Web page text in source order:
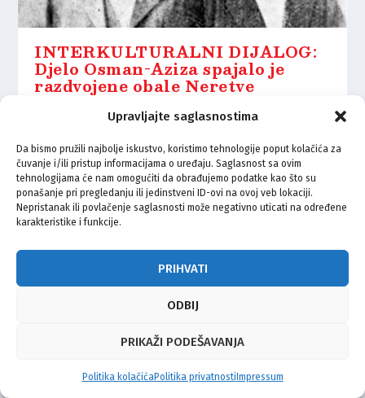
Upravljajte saglasnostima
Da bismo pružili najbolje iskustvo, koristimo tehnologije poput kolačića za
čuvanje i/ili pristup informacijama o uređaju. Saglasnost sa ovim
tehnologijama će nam omogućiti da obrađujemo podatke kao što su
ponašanje pri pregledanju ili jedinstveni ID-ovi na ovoj veb lokaciji.
Nepristanak ili povlačenje saglasnosti može negativno uticati na određene
karakteristike i funkcije.
PRIHVATI
ODBIJ
PRIKAŽI PODEŠAVANJA
Politika kolačićaPolitika privatnosti Impressum
INTERKULTURALNI DIJALOG:
Djelo Osman-Aziza spajalo je
razdvojene obale Neretve
© Vijeće bošnjačke nacionalne manjine Grada Zagreba 2026